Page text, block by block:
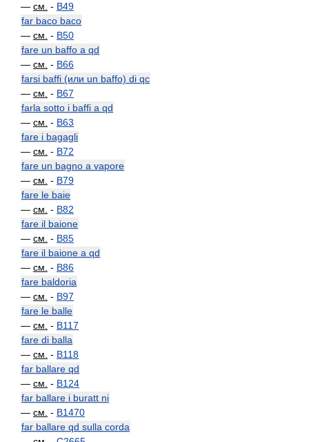
— см. - B49
far baco baco
— см. - B50
fare un baffo a qd
— см. - B66
farsi baffi (или un baffo) di qc
— см. - B67
farla sotto i baffi a qd
— см. - B63
fare i bagagli
— см. - B72
fare un bagno a vapore
— см. - B79
fare le baie
— см. - B82
fare il baione
— см. - B85
fare il baione a qd
— см. - B86
fare baldoria
— см. - B97
fare le balle
— см. - B117
fare di balla
— см. - B118
far ballare qd
— см. - B124
far ballare i buratt ni
— см. - B1470
far ballare qd sulla corda